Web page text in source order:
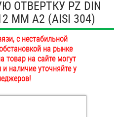
ОТВЕРТКУ PZ DIN
ММ А2 (AISI 304)
с нестабильной
на рынке
товар на сайте могут
наличие уточняйте у